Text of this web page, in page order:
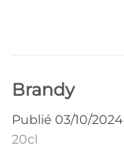
Brandy
Publié 03/10/2024
20cl